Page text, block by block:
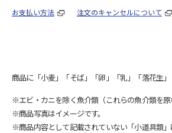
お支払い方法 注文のキャンセルについて
商品に「小麦」「そば」「卵」「乳」「落花生
※エビ・カニを除く魚介類（これらの魚介類を
※商品写真はイメージです。
※商品内容として記載されていない「小道具類」